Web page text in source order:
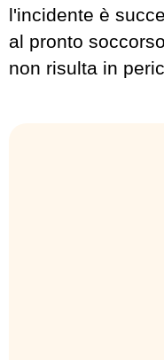
l'incidente è
al pronto
non risulta in